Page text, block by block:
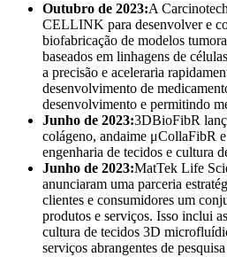
Outubro de 2023:A
CELLINK para desenvolver e
biofabricação de modelos
baseados em linhagens de
a precisão e aceleraria
desenvolvimento de
desenvolvimento e permitindo
Junho de 2023:3DBioFibR
colágeno, andaime μCollaFibR
engenharia de tecidos e cultura
Junho de 2023:MatTek Life
anunciaram uma parceria
clientes e consumidores um
produtos e serviços. Isso inclui
cultura de tecidos 3D
serviços abrangentes de